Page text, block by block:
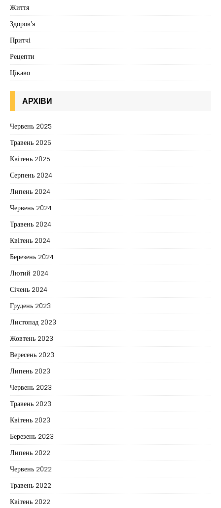
Життя
Здоров'я
Притчі
Рецепти
Цікаво
АРХІВИ
Червень 2025
Травень 2025
Квітень 2025
Серпень 2024
Липень 2024
Червень 2024
Травень 2024
Квітень 2024
Березень 2024
Лютий 2024
Січень 2024
Грудень 2023
Листопад 2023
Жовтень 2023
Вересень 2023
Липень 2023
Червень 2023
Травень 2023
Квітень 2023
Березень 2023
Липень 2022
Червень 2022
Травень 2022
Квітень 2022